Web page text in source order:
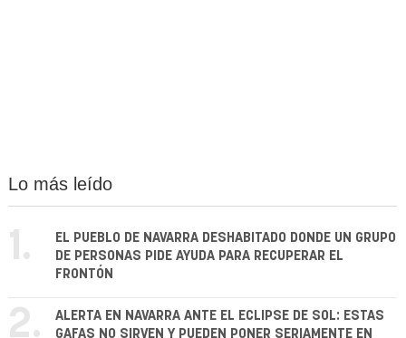
Lo más leído
1.
EL PUEBLO DE NAVARRA DESHABITADO DONDE UN GRUPO
DE PERSONAS PIDE AYUDA PARA RECUPERAR EL
FRONTÓN
2.
ALERTA EN NAVARRA ANTE EL ECLIPSE DE SOL: ESTAS
GAFAS NO SIRVEN Y PUEDEN PONER SERIAMENTE EN